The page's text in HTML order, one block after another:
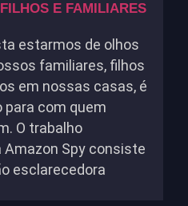
E FAMILIARES
estarmos de olhos
familiares, filhos
em nossas casas, é
com quem
O trabalho
Amazon Spy consiste
esclarecedora